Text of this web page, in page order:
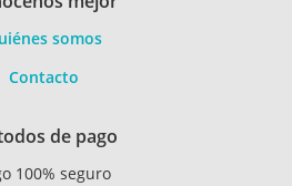
somos
Contacto
de pago
100% seguro